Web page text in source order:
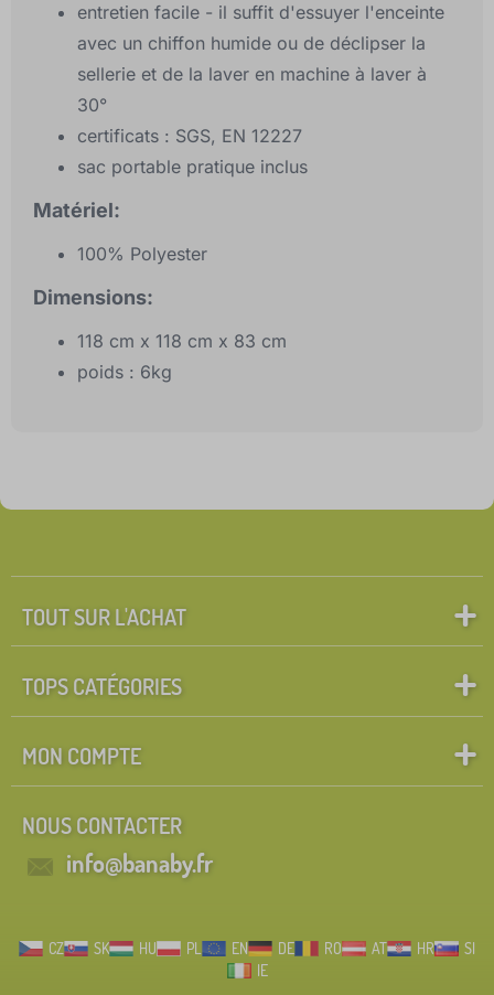
entretien facile - il suffit d'essuyer l'enceinte
avec un chiffon humide ou de déclipser la
sellerie et de la laver en machine à laver à
30°
certificats : SGS, EN 12227
sac portable pratique inclus
Matériel:
100% Polyester
Dimensions:
118 cm x 118 cm x 83 cm
poids : 6kg
TOUT SUR L'ACHAT
TOPS CATÉGORIES
MON COMPTE
NOUS CONTACTER
info@banaby.fr
CZ SK HU PL EN DE RO AT HR
SI
IE